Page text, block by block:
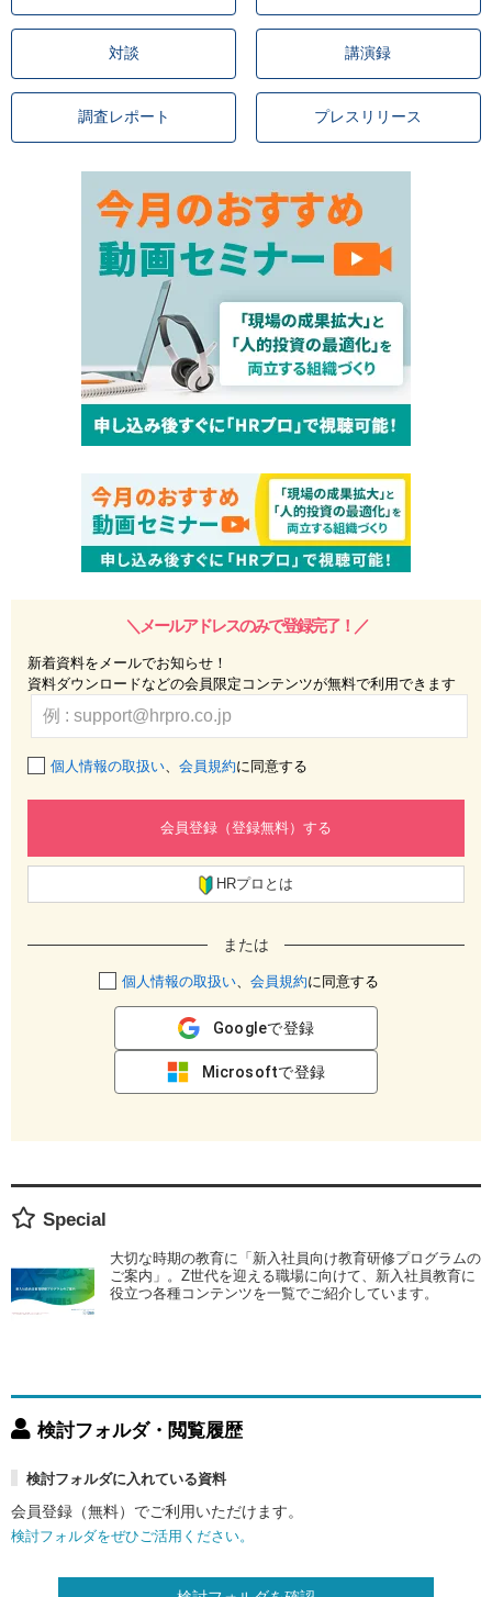
対談 講演録
調査レポート プレスリリース
＼メールアドレスのみで登録完了！／
新着資料をメールでお知らせ！
資料ダウンロードなどの会員限定コンテンツが無料で利用できます
個人情報の取扱い、 会員規約に同意する
会員登録（登録無料）する
HRプロとは
または
個人情報の取扱い、 会員規約に同意する
Googleで登録
Microsoftで登録
Special
大切な時期の教育に「新入社員向け教育研修プログラムの
ご案内」。Z世代を迎える職場に向けて、新入社員教育に
役立つ各種コンテンツを一覧でご紹介しています。
検討フォルダ・閲覧履歴
検討フォルダに入れている資料
会員登録（無料）でご利用いただけます。
検討フォルダをぜひご活用ください。